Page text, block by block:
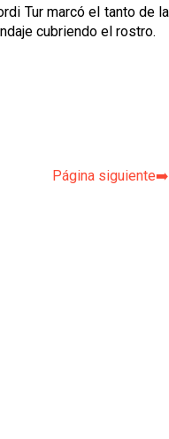
Tur marcó el tanto de la
cubriendo el rostro.
Página siguiente➡️